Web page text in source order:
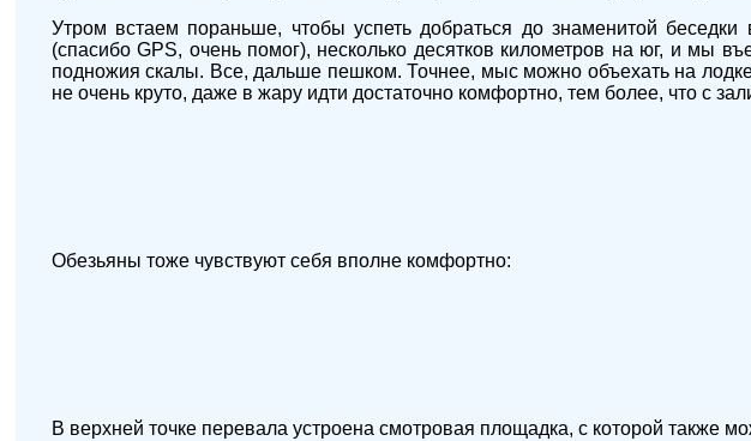
Утром встаем пораньше, чтобы успеть добраться до знаменитой
(спасибо GPS, очень помог), несколько десятков километров на юг, и мы
подножия скалы. Все, дальше пешком. Точнее, мыс можно объехать на
не очень круто, даже в жару идти достаточно комфортно, тем более, что с
Обезьяны тоже чувствуют себя вполне комфортно:
В верхней точке перевала устроена смотровая площадка, с которой также